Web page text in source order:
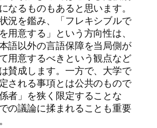
なるものもあると思います。
況を鑑み、「フレキシブルで
用意する」という方向性は、
語以外の言語保障を当局側が
用意するべきという観点など
賛成します。一方で、大学で
される事項とは公共のもので
者」を狭く限定することな
の議論に揉まれることも重要